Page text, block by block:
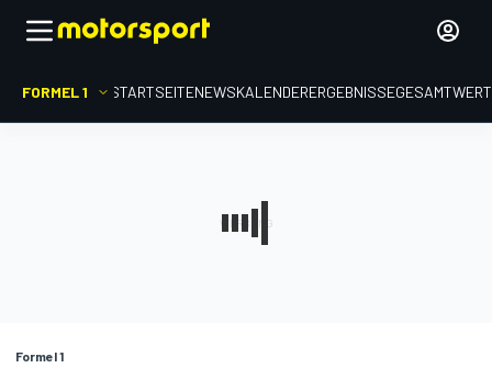
FORMEL 1 STARTSEITENEWSKALENDERERGEBNISSE
Formel 1